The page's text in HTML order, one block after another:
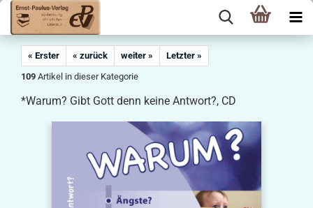
« Erster « zurück weiter »
Letzter »
109 Artikel in dieser Kategorie
*Warum? Gibt Gott denn keine Antwort?, CD